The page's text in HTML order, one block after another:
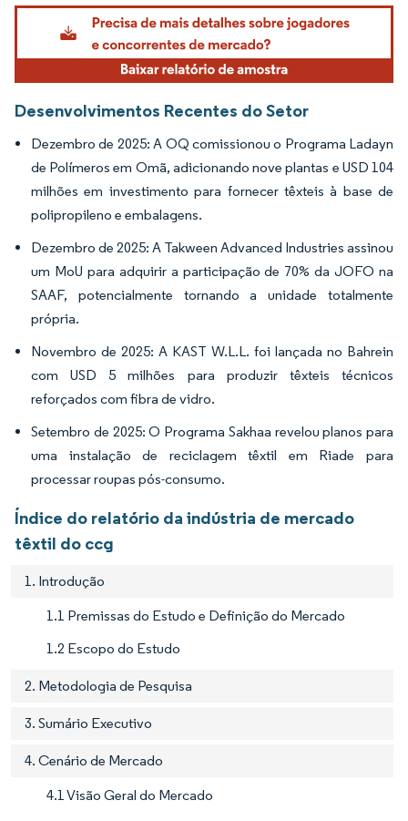
Imagem © Mordor Intelligence. O reuso requer atribuição conforme CC BY 4.0.
Desenvolvimentos Recentes do Setor
Dezembro de 2025: A OQ comissionou o Programa Ladayn
de Polímeros em Omã, adicionando nove plantas e USD 104
milhões em investimento para fornecer têxteis à base de
polipropileno e embalagens.
Dezembro de 2025: A Takween Advanced Industries assinou
um MoU para adquirir a participação de 70% da JOFO na
SAAF, potencialmente tornando a unidade totalmente
própria.
Novembro de 2025: A KAST W.L.L. foi lançada no Bahrein
com USD 5 milhões para produzir têxteis técnicos
reforçados com fibra de vidro.
Setembro de 2025: O Programa Sakhaa revelou planos para
uma instalação de reciclagem têxtil em Riade para
processar roupas pós-consumo.
Índice do relatório da indústria de mercado
têxtil do ccg
1. Introdução
1.1 Premissas do Estudo e Definição do Mercado
1.2 Escopo do Estudo
2. Metodologia de Pesquisa
3. Sumário Executivo
4. Cenário de Mercado
4.1 Visão Geral do Mercado